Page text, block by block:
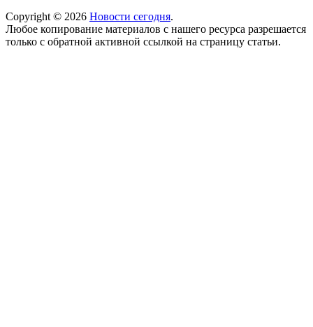
Copyright © 2026 Новости сегодня.
Любое копирование материалов с нашего ресурса разрешается
только с обратной активной ссылкой на страницу статьи.